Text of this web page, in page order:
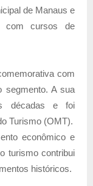
de Manaus e
com cursos de
com
segmento. A sua
décadas e foi
Turismo (OMT).
econômico e
turismo contribui
históricos.